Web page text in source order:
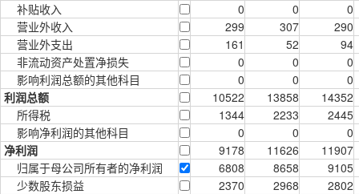
补贴收入
0 0
0
营业外收入
299 307
290
营业外支出
161 52
94
非流动资产处置净损失
0 0
0
影响利润总额的其他科目
0 0
0
利润总额
10522 13858
14352
所得税
1344 2233
2445
影响净利润的其他科目
0 0
0
净利润
9178 11626
11907
归属于母公司所有者的净利润
6808 8658
9105
少数股东损益
2370 2968
2802